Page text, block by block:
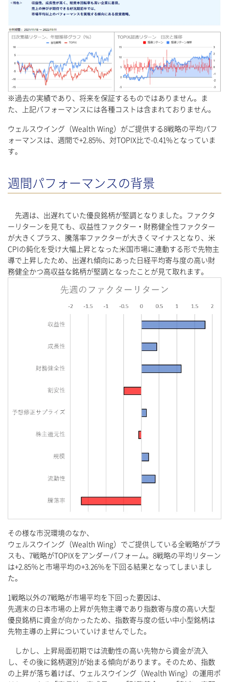
※過去の実績であり、将来を保証するものではありません。ま
た、上記パフォーマンスには各種コストは含まれておりません。
ウェルスウイング（Wealth Wing）がご提供する8戦略の平均パフ
ォーマンスは、週間で+2.85%、対TOPIX比で-0.41%となっていま
す。
週間パフォーマンスの背景
先週は、出遅れていた優良銘柄が堅調となりました。ファクタ
ーリターンを見ても、収益性ファクター・財務健全性ファクター
が大きくプラス、騰落率ファクターが大きくマイナスとなり、米
CPIの鈍化を受け大幅上昇となった米国市場に連動する形で先物主
導で上昇したため、出遅れ傾向にあった日経平均寄与度の高い財
務健全かつ高収益な銘柄が堅調となったことが見て取れます。
その様な市況環境のなか、
ウェルスウイング（Wealth Wing）でご提供している全戦略がプラ
スも、7戦略がTOPIXをアンダーパフォーム。8戦略の平均リターン
は+2.85％と市場平均の+3.26％を下回る結果となってしまいまし
た。
1戦略以外の7戦略が市場平均を下回った要因は、
先週末の日本市場の上昇が先物主導であり指数寄与度の高い大型
優良銘柄に資金が向かったため、指数寄与度の低い中小型銘柄は
先物主導の上昇についていけませんでした。
しかし、上昇局面初期では流動性の高い先物から資金が流入
し、その後に銘柄選別が始まる傾向があります。そのため、指数
の上昇が落ち着けば、ウェルスウイング（Wealth Wing）の運用ポ